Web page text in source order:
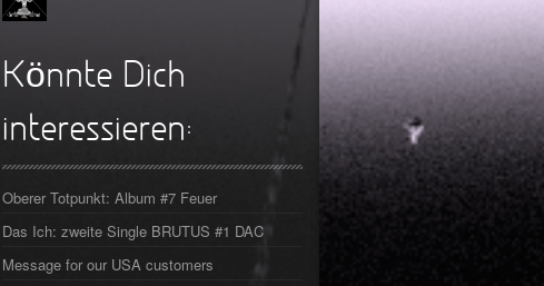
►
►
►
►
►
Könnte Dich
interessieren:
Oberer Totpunkt: Album #7 Feuer
Das Ich: zweite Single BRUTUS #1 DAC
Message for our USA customers